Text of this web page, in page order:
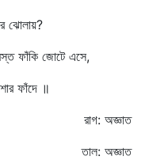
ঝোলায়?
জোটে এসে,
ফাঁদে ॥
রাগ: অজ্ঞাত
তাল: অজ্ঞাত